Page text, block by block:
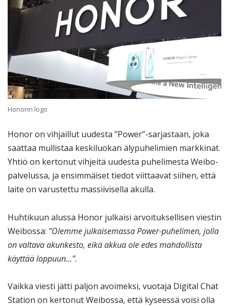
Honorin logo
Honor on vihjaillut uudesta ”Power”-sarjastaan, joka
saattaa mullistaa keskiluokan älypuhelimien markkinat.
Yhtiö on kertonut vihjeitä uudesta puhelimesta Weibo-
palvelussa, ja ensimmäiset tiedot viittaavat siihen, että
laite on varustettu massiivisella akulla.
Huhtikuun alussa Honor julkaisi arvoituksellisen viestin
Weibossa: ”Olemme julkaisemassa Power-puhelimen, jolla
on valtava akunkesto, eikä akkua ole edes mahdollista
käyttää loppuun…”.
Vaikka viesti jätti paljon avoimeksi, vuotaja Digital Chat
Station on kertonut Weibossa, että kyseessä voisi olla